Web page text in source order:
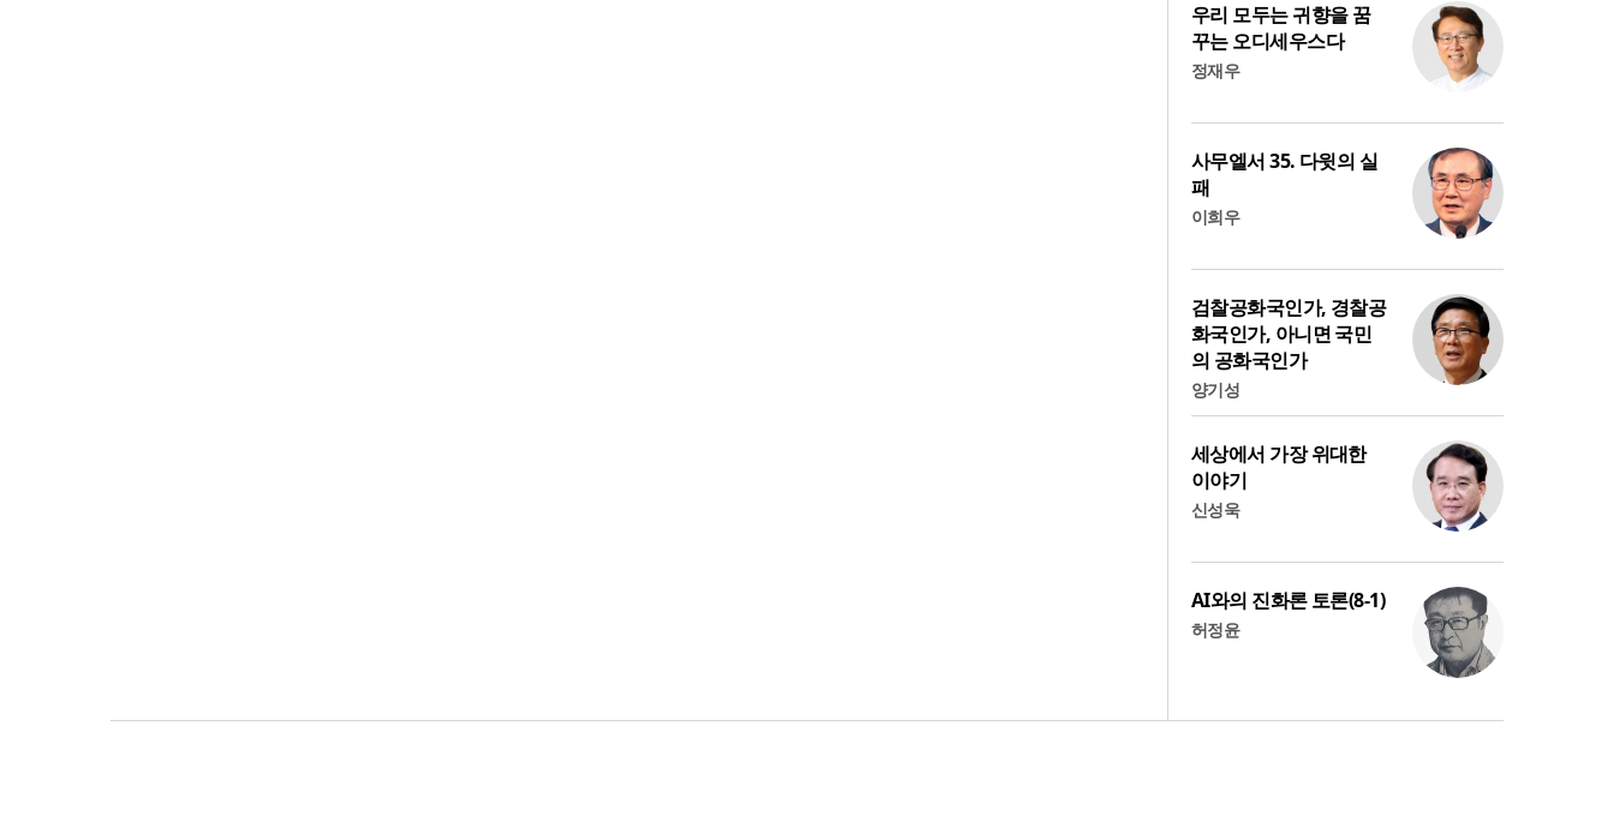
우리 모두는 귀향을 꿈
꾸는 오디세우스다
정재우
사무엘서 35. 다윗의 실
패
이희우
검찰공화국인가, 경찰공
화국인가, 아니면 국민
의 공화국인가
양기성
세상에서 가장 위대한
이야기
신성욱
AI와의 진화론 토론(8-1)
허정윤